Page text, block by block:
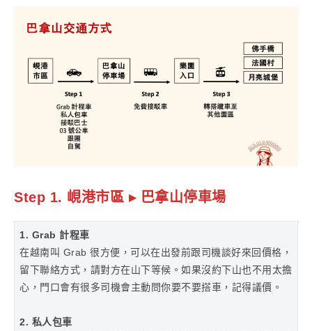
Step 1. 峴港市區 ▸ 巴拿山停車場
1. Grab 計程車
在越南叫 Grab 很方便，可以在出發前跟司機談好來回價格，
留下聯絡方式，請對方在山下等候。如果沒約下山也不用太擔
心，門口會有很多司機會主動問你要不要搭車，記得議價。
2. 私人包車